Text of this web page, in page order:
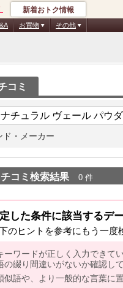
新着おトク情報
お買物 その他
コミ
ド・メーカー
コミ検索結果 0 件
した条件に該当するデ
のヒントを参考にもう一度
ーワードが正しく入力できて
の綴り間違いがないか確認し
似語や、より一般的な言葉に